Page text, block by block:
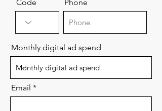
Code Phone
Monthly digital ad spend
Email